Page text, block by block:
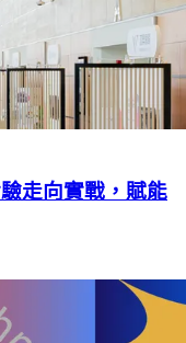
走向實戰，賦能